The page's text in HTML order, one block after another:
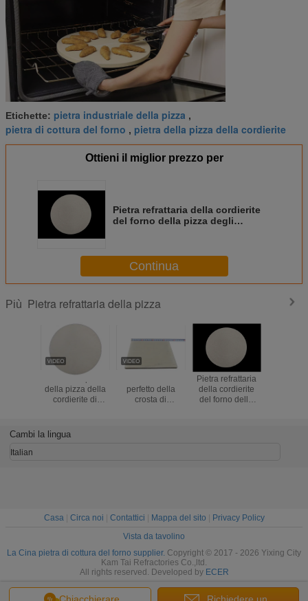
Etichette: pietra industriale della pizza ,
pietra di cottura del forno , pietra della pizza della cordierite
Ottieni il miglior prezzo per
Pietra refrattaria della cordierite
del forno della pizza degli
Continua
Più Pietra refrattaria della pizza
della pizza della
cordierite di
pietra refrattaria
ad alta densità di
perfetto della
crosta di
Pietra refrattaria
della cordierite
del forno della
Cambi la lingua
Italian
Casa| Circa noi Contattici Mappa del sito
Privacy Policy
Vista da tavolino
La Cina pietra di cottura del forno supplier. Copyright © 2017 - 2026 Yixing City
Kam Tai Refractories Co.,ltd.
All rights reserved. Developed by ECER